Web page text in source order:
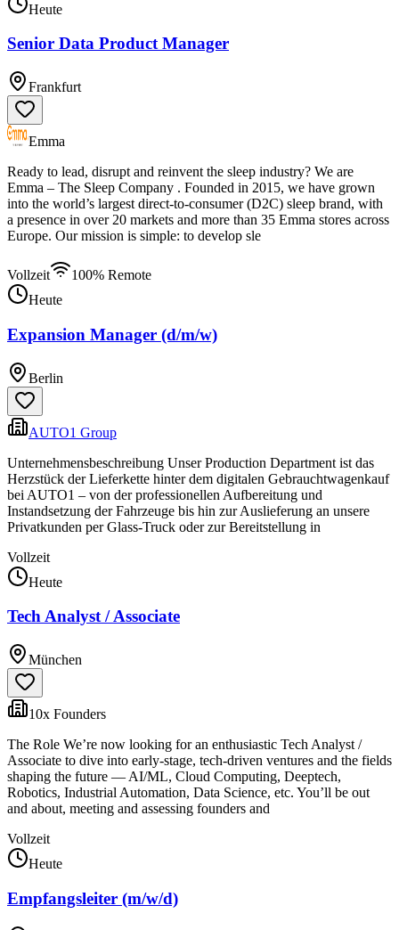
Heute
Senior Data Product Manager
Frankfurt
Emma
Ready to lead, disrupt and reinvent the sleep industry? We are
Emma – The Sleep Company . Founded in 2015, we have grown
into the world’s largest direct-to-consumer (D2C) sleep brand, with
a presence in over 20 markets and more than 35 Emma stores across
Europe. Our mission is simple: to develop sle
Vollzeit
100% Remote
Heute
Expansion Manager (d/m/w)
Berlin
AUTO1 Group
Unternehmensbeschreibung Unser Production Department ist das
Herzstück der Lieferkette hinter dem digitalen Gebrauchtwagenkauf
bei AUTO1 – von der professionellen Aufbereitung und
Instandsetzung der Fahrzeuge bis hin zur Auslieferung an unsere
Privatkunden per Glass-Truck oder zur Bereitstellung in
Vollzeit
Heute
Tech Analyst / Associate
München
10x Founders
The Role We’re now looking for an enthusiastic Tech Analyst /
Associate to dive into early-stage, tech-driven ventures and the fields
shaping the future — AI/ML, Cloud Computing, Deeptech,
Robotics, Industrial Automation, Data Science, etc. You’ll be out
and about, meeting and assessing founders and
Vollzeit
Heute
Empfangsleiter (m/w/d)